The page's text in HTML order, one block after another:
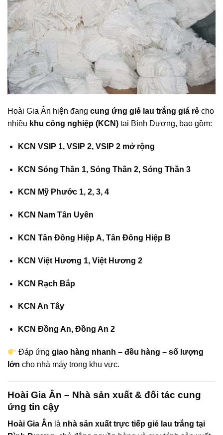
Hoài Gia Ân hiện đang cung ứng giẻ lau trắng giá rẻ cho
nhiều khu công nghiệp (KCN) tại Bình Dương, bao gồm:
KCN VSIP 1, VSIP 2, VSIP 2 mở rộng
KCN Sóng Thần 1, Sóng Thần 2, Sóng Thần 3
KCN Mỹ Phước 1, 2, 3, 4
KCN Nam Tân Uyên
KCN Tân Đông Hiệp A, Tân Đông Hiệp B
KCN Việt Hương 1, Việt Hương 2
KCN Rạch Bắp
KCN An Tây
KCN Đồng An, Đồng An 2
Đáp ứnggiao hàng nhanh – đều hàng – số lượng
lớn cho nhà máy trong khu vực.
Hoài Gia Ân – Nhà sản xuất & đối tác cung
ứng tin cậy
Hoài Gia Ân là nhà sản xuất trực tiếp giẻ lau trắng tại